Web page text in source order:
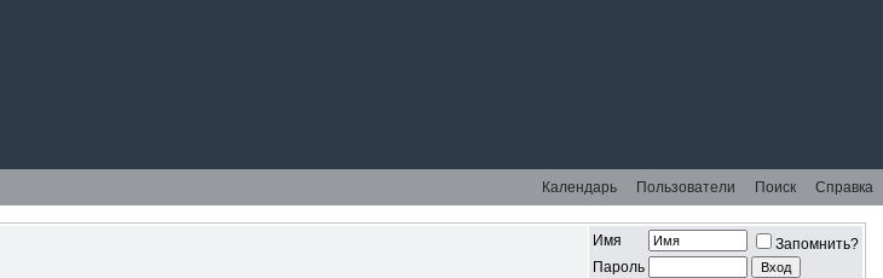
Календарь Пользователи Поиск Справка
Имя
Запомнить?
Пароль